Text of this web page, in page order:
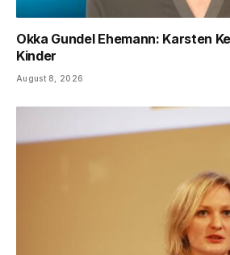
Okka Gundel Ehemann: Karsten
Kinder
August 8, 2026